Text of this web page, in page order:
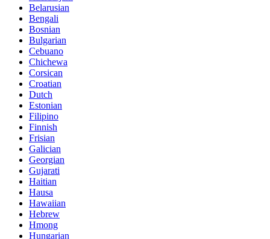
Belarusian
Bengali
Bosnian
Bulgarian
Cebuano
Chichewa
Corsican
Croatian
Dutch
Estonian
Filipino
Finnish
Frisian
Galician
Georgian
Gujarati
Haitian
Hausa
Hawaiian
Hebrew
Hmong
Hungarian